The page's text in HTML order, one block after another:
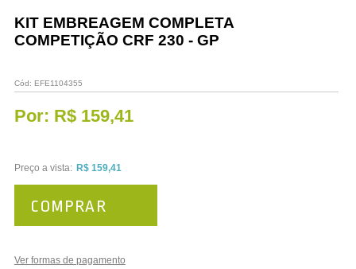
Promoções
KIT EMBREAGEM COMPLETA
COMPETIÇÃO CRF 230 - GP
Cód: EFE1104355
Por: R$ 159,41
Preço a vista: R$ 159,41
Ver formas de pagamento
COMPRAR